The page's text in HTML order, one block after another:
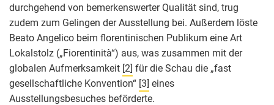
durchgehend von bemerkenswerter Qualität sind, trug
zudem zum Gelingen der Ausstellung bei. Außerdem löste
Beato Angelico beim florentinischen Publikum eine Art
Lokalstolz („Fiorentinità“) aus, was zusammen mit der
globalen Aufmerksamkeit [2] für die Schau die „fast
gesellschaftliche Konvention“ [3] eines
Ausstellungsbesuches beförderte.